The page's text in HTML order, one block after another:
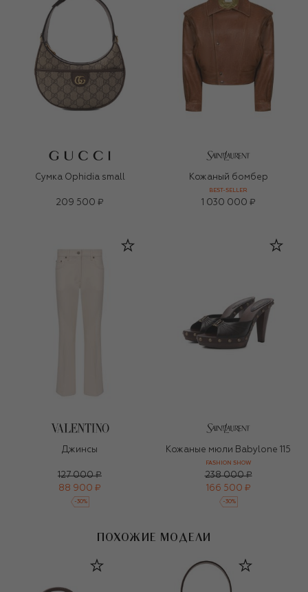
Сумка Ophidia small
209 500 ₽
Кожаный бомбер
BEST-SELLER
1 030 000 ₽
Джинсы
127 000 ₽
88 900 ₽
-30%
Кожаные мюли Babylone 115
FASHION SHOW
238 000 ₽
166 500 ₽
-30%
ПОХОЖИЕ МОДЕЛИ